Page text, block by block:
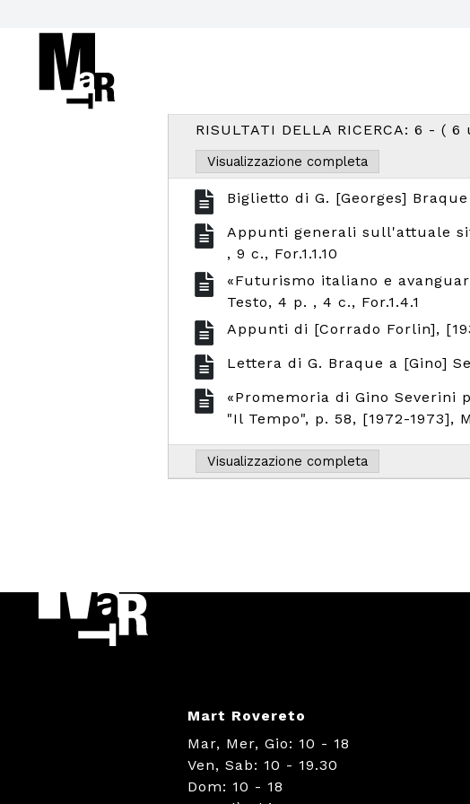
RISULTATI DELLA RICERCA: 6 - (
Biglietto di G. [Georges]
Appunti generali sull'attuale
, 9 c., For.1.1.10
«Futurismo italiano e
Testo, 4 p. , 4 c., For.1.4.1
Appunti di [Corrado Forlin],
Lettera di G. Braque a [Gino]
«Promemoria di Gino Severini
"Il Tempo", p. 58, [1972-1973],
Mart Rovereto
Mar, Mer, Gio: 10 - 18
Ven, Sab: 10 - 19.30
Dom: 10 - 18